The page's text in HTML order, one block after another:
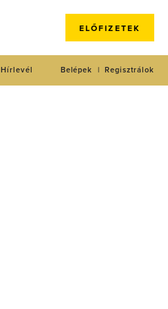
ELŐFIZETEK
Regisztrálok
Belépek
Hírlevél